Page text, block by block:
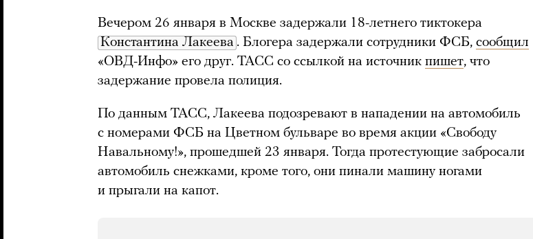
Вечером 26 января в Москве задержали 18-летнего тиктокера
Константина Лакеева . Блогера задержали сотрудники ФСБ, сообщил
«ОВД-Инфо» его друг. ТАСС со ссылкой на источник пишет, что
задержание провела полиция.
По данным ТАСС, Лакеева подозревают в нападении на автомобиль
с номерами ФСБ на Цветном бульваре во время акции «Свободу
Навальному!», прошедшей 23 января. Тогда протестующие забросали
автомобиль снежками, кроме того, они пинали машину ногами
и прыгали на капот.